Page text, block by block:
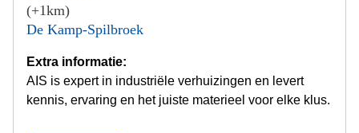
(+1km)
De Kamp-Spilbroek
Extra informatie:
AIS is expert in industriële verhuizingen en levert
kennis, ervaring en het juiste materieel voor elke klus.